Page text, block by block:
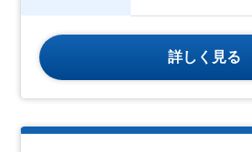
詳しく見る